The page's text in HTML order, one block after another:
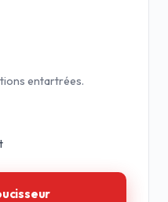
entartrées.